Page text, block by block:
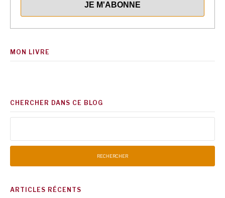
MON LIVRE
CHERCHER DANS CE BLOG
ARTICLES RÉCENTS